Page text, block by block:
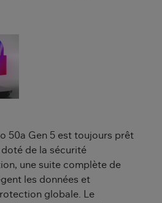
50a Gen 5 est toujours prêt
doté de la sécurité
une suite complète de
les données et
globale. Le